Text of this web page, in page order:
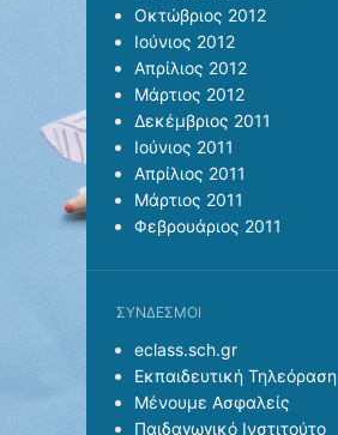
Οκτώβριος 2012
Ιούνιος 2012
Απρίλιος 2012
Μάρτιος 2012
Δεκέμβριος 2011
Ιούνιος 2011
Απρίλιος 2011
Μάρτιος 2011
Φεβρουάριος 2011
ΣΎΝΔΕΣΜΟΙ
eclass.sch.gr
Εκπαιδευτική Τηλεόραση
Μένουμε Ασφαλείς
Παιδαγωγικό Ινστιτούτο